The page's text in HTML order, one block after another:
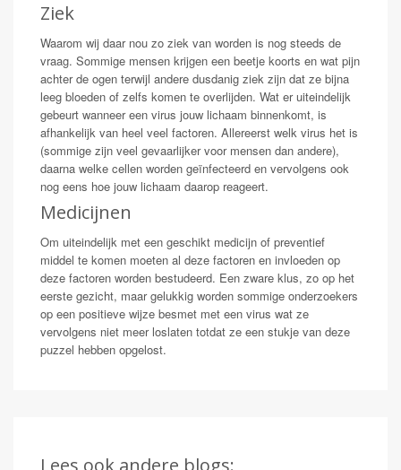
Ziek
Waarom wij daar nou zo ziek van worden is nog steeds de
vraag. Sommige mensen krijgen een beetje koorts en wat pijn
achter de ogen terwijl andere dusdanig ziek zijn dat ze bijna
leeg bloeden of zelfs komen te overlijden. Wat er uiteindelijk
gebeurt wanneer een virus jouw lichaam binnenkomt, is
afhankelijk van heel veel factoren. Allereerst welk virus het is
(sommige zijn veel gevaarlijker voor mensen dan andere),
daarna welke cellen worden geïnfecteerd en vervolgens ook
nog eens hoe jouw lichaam daarop reageert.
Medicijnen
Om uiteindelijk met een geschikt medicijn of preventief
middel te komen moeten al deze factoren en invloeden op
deze factoren worden bestudeerd. Een zware klus, zo op het
eerste gezicht, maar gelukkig worden sommige onderzoekers
op een positieve wijze besmet met een virus wat ze
vervolgens niet meer loslaten totdat ze een stukje van deze
puzzel hebben opgelost.
Lees ook andere blogs: